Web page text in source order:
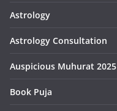
Astrology
Astrology Consultation
Auspicious Muhurat 2025
Book Puja